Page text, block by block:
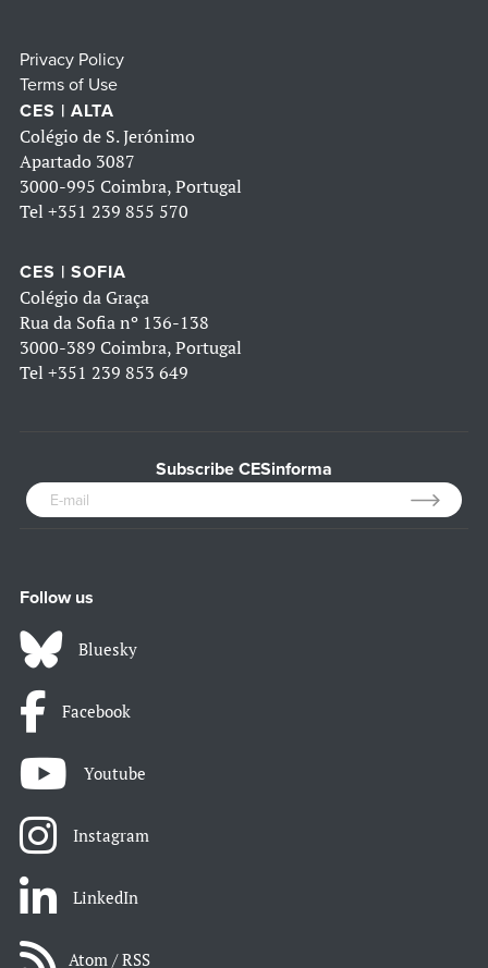
Privacy Policy
Terms of Use
CES | ALTA
Colégio de S. Jerónimo
Apartado 3087
3000-995 Coimbra, Portugal
Tel +351 239 855 570
CES | SOFIA
Colégio da Graça
Rua da Sofia nº 136-138
3000-389 Coimbra, Portugal
Tel +351 239 853 649
Subscribe CESinforma
Follow us
Bluesky
Facebook
Youtube
Instagram
LinkedIn
Atom / RSS